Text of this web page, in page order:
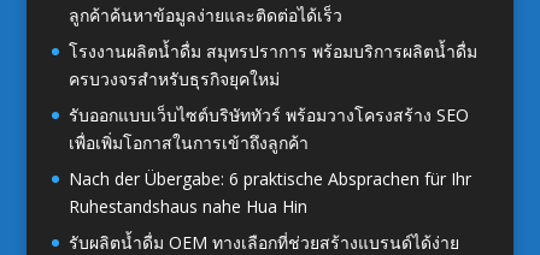
ลูกค้าค้นหาข้อมูลง่ายและติดต่อได้เร็ว
โรงงานผลิตน้ำดื่ม สมุทรปราการ พร้อมบริการผลิตน้ำดื่ม
ครบวงจรสำหรับธุรกิจยุคใหม่
รับออกแบบเว็บไซต์บริษัททัวร์ พร้อมวางโครงสร้าง SEO
เพื่อเพิ่มโอกาสในการเข้าถึงลูกค้า
Nach der Übergabe: 6 praktische Absprachen für Ihr
Ruhestandshaus nahe Hua Hin
รับผลิตน้ำดื่ม OEM ทางเลือกที่ช่วยสร้างแบรนด์ได้ง่าย